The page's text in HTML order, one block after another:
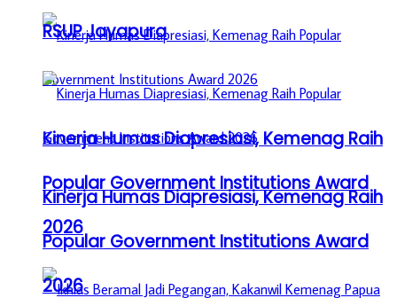
Kinerja Humas Diapresiasi, Kemenag Raih
Popular Government Institutions Award
2026
RSUP Jayapura
Kinerja Humas Diapresiasi, Kemenag Raih
Popular Government Institutions Award
2026